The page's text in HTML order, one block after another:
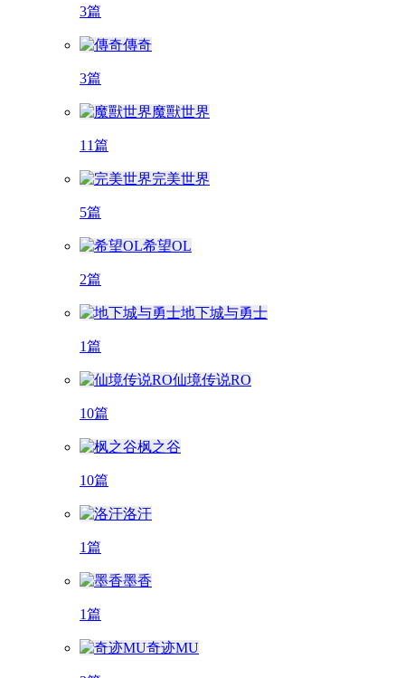
3篇
傳奇
3篇
魔獸世界
11篇
完美世界
5篇
希望OL
2篇
地下城与勇士
1篇
仙境传说RO
10篇
枫之谷
10篇
洛汗
1篇
墨香
1篇
奇迹MU